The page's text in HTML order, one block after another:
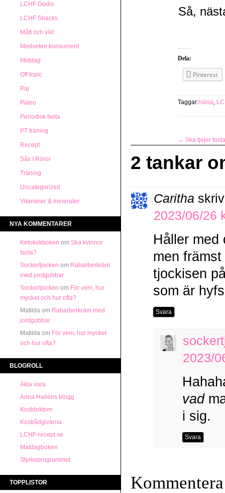
LCHF Godis
LCHF Snacks
Mått och vikt
Medveten konsument
Middag
Off topic
Paj
Paleo
Periodisk fasta
PT träning
Recept
Sås / Röror
Träning
Uncategorized
Vitaminer & mineraler
NYA KOMMENTARER
Ketokokboken om Ska kvinnor
fasta?
Sockertjocken om Rabarberkräm
med jordgubbar
Sockertjocken om För vem, hur
mycket och hur ofta?
Matilda om Rabarberkräm med
jordgubbar
Matilda om För vem, hur mycket
och hur ofta?
BLOGROLL
Äkta vara
Anna Halléns blogg
Kostdoktorn
Kostrådgivarna
LCHF-recept.se
Matdagboken
Styrkeprogrammet
TOPPLISTOR
Så,
Dela:
Pinterest
Taggar:hälsa,
← Ska tjejer
2 tankar
Caritha
2023/06/26
Håller med
men
tjockisen
som är
Svara
2023/
vad
i sig.
Svara
Kommentera